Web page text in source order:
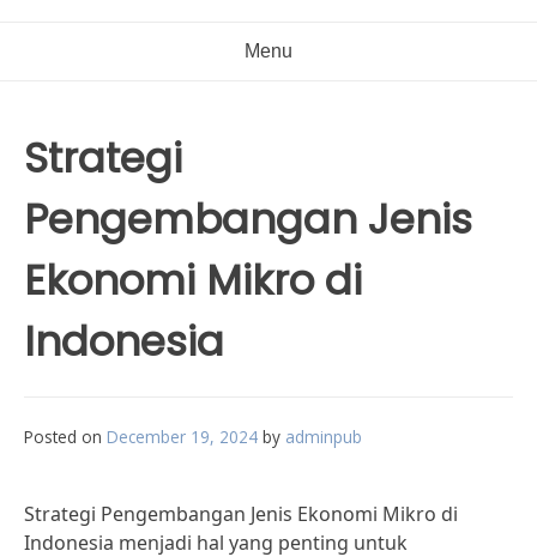
Menu
Strategi
Pengembangan Jenis
Ekonomi Mikro di
Indonesia
Posted on December 19, 2024 by adminpub
Strategi Pengembangan Jenis Ekonomi Mikro di
Indonesia menjadi hal yang penting untuk